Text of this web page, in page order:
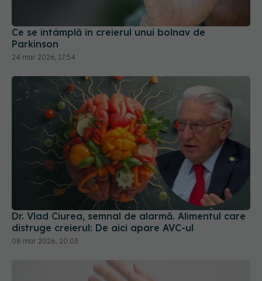
Ce se întâmplă în creierul unui bolnav de
Parkinson
24 mar 2026, 17:54
Dr. Vlad Ciurea, semnal de alarmă. Alimentul care
distruge creierul: De aici apare AVC-ul
08 mar 2026, 20:03